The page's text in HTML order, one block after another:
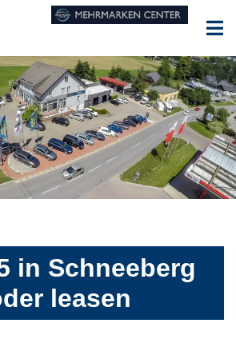
in Schneeberg
leasen